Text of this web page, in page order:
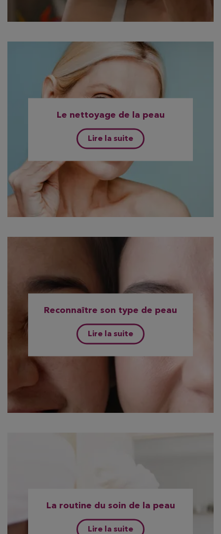
Le nettoyage de la peau
Lire la suite
Reconnaître son type de peau
Lire la suite
La routine du soin de la peau
Lire la suite